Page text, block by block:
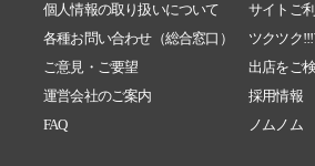
個人情報の取り扱いについて
サイトご
各種お問い合わせ（総合窓口）
ツクツク
ご意見・ご要望
出店をご
運営会社のご案内
採用情報
FAQ
ノムノム